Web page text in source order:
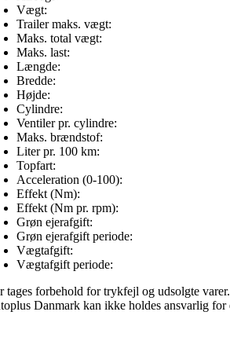
Vægt:
Trailer maks. vægt:
Maks. total vægt:
Maks. last:
Længde:
Bredde:
Højde:
Cylindre:
Ventiler pr. cylindre:
Maks. brændstof:
Liter pr. 100 km:
Topfart:
Acceleration (0-100):
Effekt (Nm):
Effekt (Nm pr. rpm):
Grøn ejerafgift:
Grøn ejerafgift periode:
Vægtafgift:
Vægtafgift periode:
tages forbehold for trykfejl og udsolgte varer.
Danmark kan ikke holdes ansvarlig